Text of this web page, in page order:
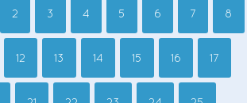
2 3 4 5 6 7 8
12 13 14 15 16 17